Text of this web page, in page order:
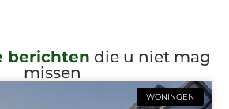
berichten die u niet mag
missen
WONINGEN